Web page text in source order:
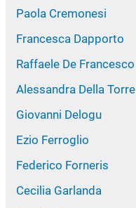
Paola Cremonesi
Francesca Dapporto
Raffaele De Francesco
Alessandra Della Torre
Giovanni Delogu
Ezio Ferroglio
Federico Forneris
Cecilia Garlanda